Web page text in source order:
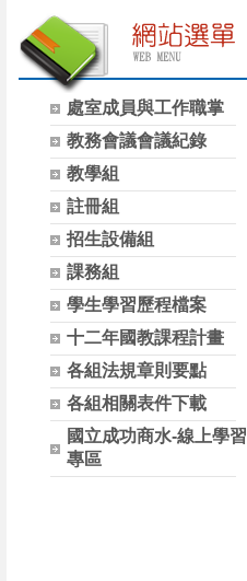
處室成員與工作職掌
教務會議會議紀錄
教學組
註冊組
招生設備組
課務組
學生學習歷程檔案
十二年國教課程計畫
各組法規章則要點
各組相關表件下載
國立成功商水-線上學習
專區